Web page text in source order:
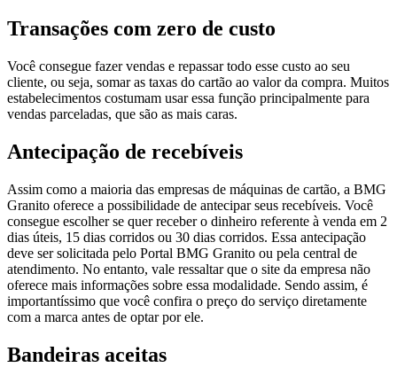
Transações com zero de custo
Você consegue fazer vendas e repassar todo esse custo ao seu
cliente, ou seja, somar as taxas do cartão ao valor da compra. Muitos
estabelecimentos costumam usar essa função principalmente para
vendas parceladas, que são as mais caras.
Antecipação de recebíveis
Assim como a maioria das empresas de máquinas de cartão, a BMG
Granito oferece a possibilidade de antecipar seus recebíveis. Você
consegue escolher se quer receber o dinheiro referente à venda em 2
dias úteis, 15 dias corridos ou 30 dias corridos. Essa antecipação
deve ser solicitada pelo Portal BMG Granito ou pela central de
atendimento. No entanto, vale ressaltar que o site da empresa não
oferece mais informações sobre essa modalidade. Sendo assim, é
importantíssimo que você confira o preço do serviço diretamente
com a marca antes de optar por ele.
Bandeiras aceitas